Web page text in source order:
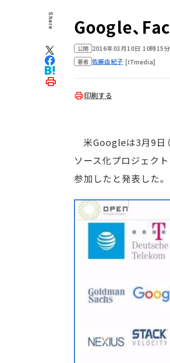
Share Google、
公開 2016年03月10日 10時15分
著者 佐藤由紀子 [ITmedia]
印刷する
米Googleは3月9日
ソース化プロジェク
参加したと発表した。